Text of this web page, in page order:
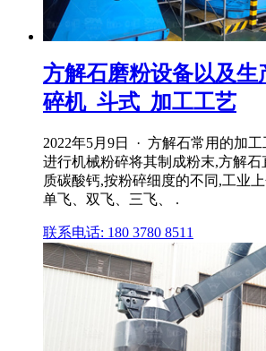
方解石磨粉设备以及生
碎机_斗式_加工工艺
2022年5月9日 · 方解石常用的加
进行机械粉碎将其制成粉末,方解
质碳酸钙,按粉碎细度的不同,工业
单飞、双飞、三飞、 .
联系电话: 180 3780 8511